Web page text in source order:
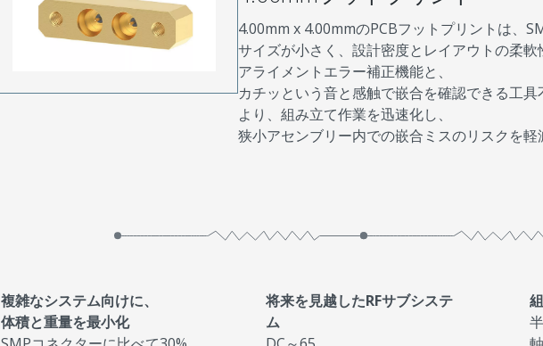
4.00mm x 4.00mmのPCBフットプリントは、
サイズが小さく、設計密度とレイアウトの柔軟
アライメントエラー補正機能と、
カチッという音と感触で嵌合を確認できる工
より、組み立て作業を迅速化し、
狭小アセンブリー内での嵌合ミスのリスクを軽
複雑なシステム向けに、
体積と重量を最小化
将来を見越したRFサブシステ
ム